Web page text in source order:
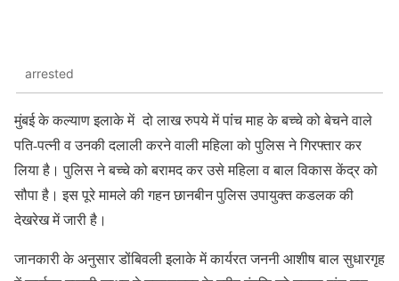
arrested
मुंबई के कल्याण इलाके में दो लाख रुपये में पांंच माह के बच्चे को बेचने वाले
पति-पत्नी व उनकी दलाली करने वाली महिला को पुलिस ने गिरफ्तार कर
लिया है। पुलिस ने बच्चे को बरामद कर उसे महिला व बाल विकास केंद्र को
सौपा है। इस पूरे मामले की गहन छानबीन पुलिस उपायुक्त कडलक की
देखरेख में जारी है।
जानकारी के अनुसार डोंबिवली इलाके में कार्यरत जननी आशीष बाल सुधारगृह